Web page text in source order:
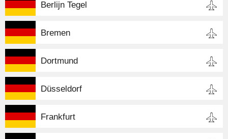
Berlijn Tegel
Bremen
Dortmund
Düsseldorf
Frankfurt